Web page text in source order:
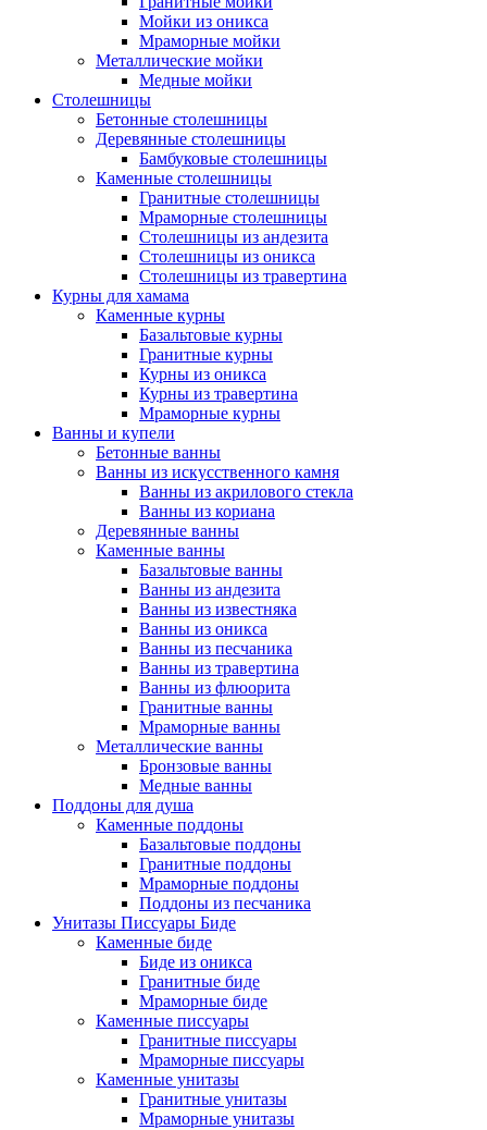
Мойки из оникса
Мраморные мойки
Металлические мойки
Медные мойки
Столешницы
Бетонные столешницы
Деревянные столешницы
Бамбуковые столешницы
Каменные столешницы
Гранитные столешницы
Мраморные столешницы
Столешницы из андезита
Столешницы из оникса
Столешницы из травертина
Курны для хамама
Каменные курны
Базальтовые курны
Гранитные курны
Курны из оникса
Курны из травертина
Мраморные курны
Ванны и купели
Бетонные ванны
Ванны из искусственного камня
Ванны из акрилового стекла
Ванны из кориана
Деревянные ванны
Каменные ванны
Базальтовые ванны
Ванны из андезита
Ванны из известняка
Ванны из оникса
Ванны из песчаника
Ванны из травертина
Ванны из флюорита
Гранитные ванны
Мраморные ванны
Металлические ванны
Бронзовые ванны
Медные ванны
Поддоны для душа
Каменные поддоны
Базальтовые поддоны
Гранитные поддоны
Мраморные поддоны
Поддоны из песчаника
Унитазы Писсуары Биде
Каменные биде
Биде из оникса
Гранитные биде
Мраморные биде
Каменные писсуары
Гранитные писсуары
Мраморные писсуары
Каменные унитазы
Гранитные унитазы
Мраморные унитазы